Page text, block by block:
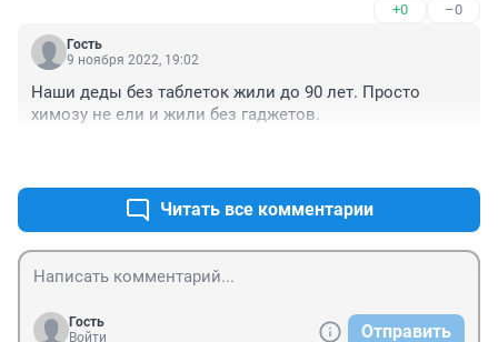
+0 –0
Гость
9 ноября 2022, 19:02
Наши деды без таблеток жили до 90 лет. Просто
химозу не ели и жили без гаджетов.
Читать все комментарии
Гость
Войти
Отправить